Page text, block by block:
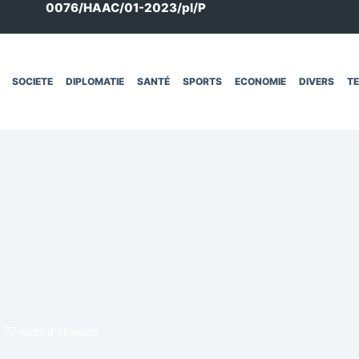
0076/HAAC/01-2023/pl/P
SOCIETE DIPLOMATIE SANTÉ SPORTS ECONOMIE DIVERS